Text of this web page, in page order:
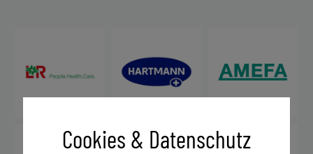
Cookies & Datenschutz